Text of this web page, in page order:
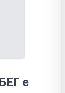
е